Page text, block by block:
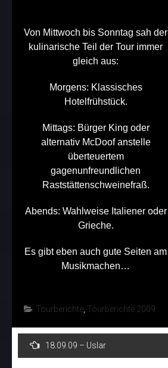
Von Mittwoch bis Sonntag sah der
kulinarische Teil der Tour immer
gleich aus:
Morgens: Klassisches
Hotelfrühstück.
Mittags: Bürger King oder
alternativ McDoof anstelle
überteuertem
gagenunfreundlichen
Raststättenschweinefraß.
Abends: Wahlweise Italiener oder
Grieche.
Es gibt eben auch gute Seiten am
Musikmachen…
Tourberichte Tourberichte 2009
Post
navigation
18.09.09 – Uslar